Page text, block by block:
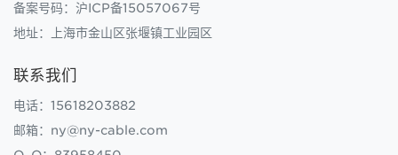
备案号码： 沪ICP备15057067号
地址：上海市金山区张堰镇工业园区
联系我们
电话：15618203882
邮箱：ny@ny-cable.com